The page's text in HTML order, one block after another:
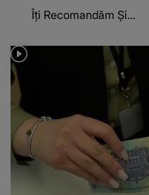
Îți Recomandăm Și...